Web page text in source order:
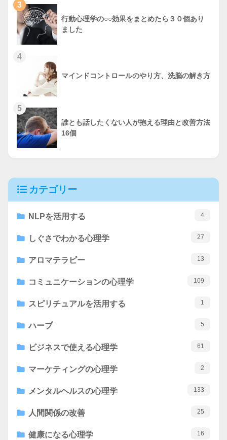
3
行動心理学の○○効果をまとめたら３０個あり
ました
4
マインドコントロールのやり方、洗脳の解き方
5
誰とも話したくない人が抱える理由と改善方法
16個
カテゴリー
NLPを活用する 4
しぐさでわかる心理学 27
アロマテラピー 13
コミュニケーションの心理学 109
スピリチュアルを活用する 1
ハーブ 5
ビジネスで使える心理学 61
マーケティングの心理学 2
メンタルヘルスの心理学 133
人間関係の改善 25
健康になる心理学 16